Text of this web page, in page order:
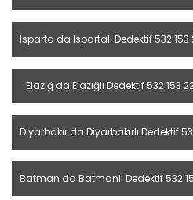
Isparta da Ispartalı Dedektif 532 153
Elazığ da Elazığlı Dedektif 532 153
Diyarbakır da Diyarbakırlı Dedektif
Batman da Batmanlı Dedektif 532